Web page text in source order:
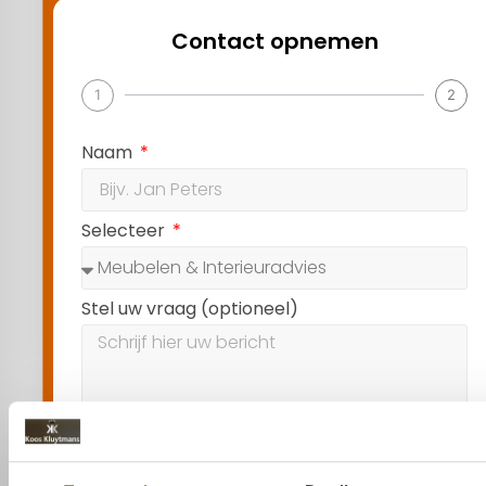
Naam
Selecteer
Stel uw vraag (optioneel)